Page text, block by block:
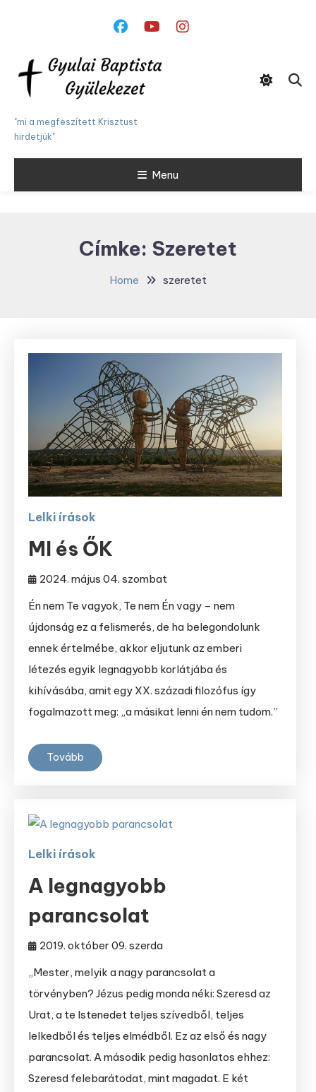
"mi a megfeszített Krisztust
hirdetjük"
Menu
Címke: Szeretet
Home szeretet
Lelki írások
MI és ŐK
2024. május 04. szombat
Én nem Te vagyok, Te nem Én vagy – nem
újdonság ez a felismerés, de ha belegondolunk
ennek értelmébe, akkor eljutunk az emberi
létezés egyik legnagyobb korlátjába és
kihívásába, amit egy XX. századi filozófus így
fogalmazott meg: „a másikat lenni én nem tudom.”
Tovább
Lelki írások
A legnagyobb
parancsolat
2019. október 09. szerda
„Mester, melyik a nagy parancsolat a
törvényben? Jézus pedig monda néki: Szeresd az
Urat, a te Istenedet teljes szívedből, teljes
lelkedből és teljes elmédből. Ez az első és nagy
parancsolat. A második pedig hasonlatos ehhez:
Szeresd felebarátodat, mint magadat. E két